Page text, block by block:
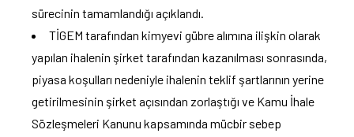
sürecinin tamamlandığı açıklandı.
TİGEM tarafından kimyevi gübre alımına ilişkin olarak
yapılan ihalenin şirket tarafından kazanılması sonrasında,
piyasa koşulları nedeniyle ihalenin teklif şartlarının yerine
getirilmesinin şirket açısından zorlaştığı ve Kamu İhale
Sözleşmeleri Kanunu kapsamında mücbir sebep